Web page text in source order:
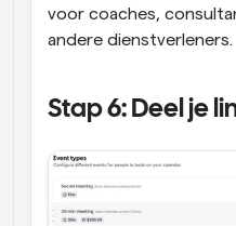
voor coaches,
andere dienstverleners.
Stap 6: Deel je